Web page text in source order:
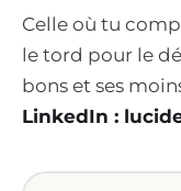
Celle où tu
le tord pour le
bons et ses
LinkedIn :